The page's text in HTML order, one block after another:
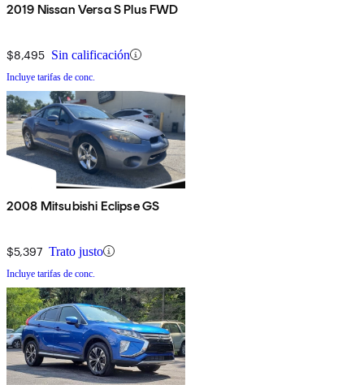
2019 Nissan Versa S Plus FWD
$8,495 Sin calificación
Incluye tarifas de conc.
2008 Mitsubishi Eclipse GS
$5,397 Trato justo
Incluye tarifas de conc.